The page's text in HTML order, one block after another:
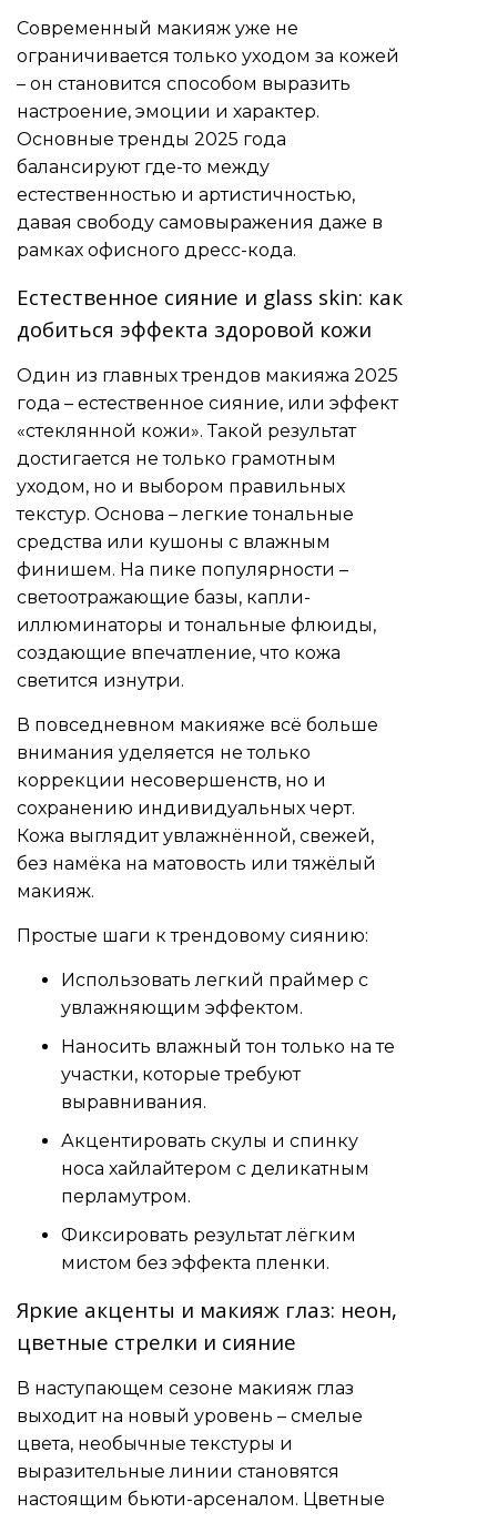
Современный макияж уже не
ограничивается только уходом за кожей
– он становится способом выразить
настроение, эмоции и характер.
Основные тренды 2025 года
балансируют где-то между
естественностью и артистичностью,
давая свободу самовыражения даже в
рамках офисного дресс-кода.
Естественное сияние и glass skin: как
добиться эффекта здоровой кожи
Один из главных трендов макияжа 2025
года – естественное сияние, или эффект
«стеклянной кожи». Такой результат
достигается не только грамотным
уходом, но и выбором правильных
текстур. Основа – легкие тональные
средства или кушоны с влажным
финишем. На пике популярности –
светоотражающие базы, капли-
иллюминаторы и тональные флюиды,
создающие впечатление, что кожа
светится изнутри.
В повседневном макияже всё больше
внимания уделяется не только
коррекции несовершенств, но и
сохранению индивидуальных черт.
Кожа выглядит увлажнённой, свежей,
без намёка на матовость или тяжёлый
макияж.
Простые шаги к трендовому сиянию:
Использовать легкий праймер с
увлажняющим эффектом.
Наносить влажный тон только на те
участки, которые требуют
выравнивания.
Акцентировать скулы и спинку
носа хайлайтером с деликатным
перламутром.
Фиксировать результат лёгким
мистом без эффекта пленки.
Яркие акценты и макияж глаз: неон,
цветные стрелки и сияние
В наступающем сезоне макияж глаз
выходит на новый уровень – смелые
цвета, необычные текстуры и
выразительные линии становятся
настоящим бьюти-арсеналом. Цветные